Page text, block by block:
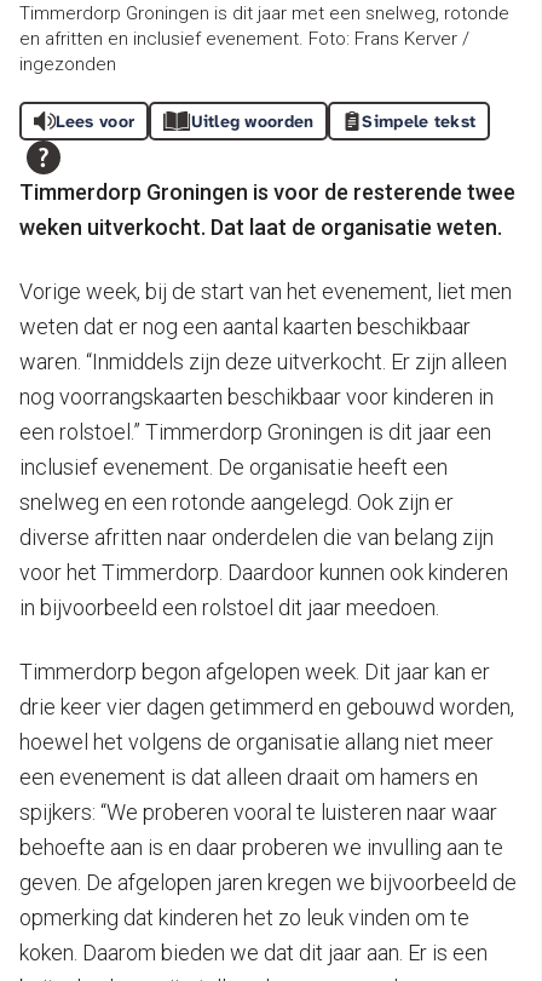
Timmerdorp Groningen is dit jaar met een snelweg, rotonde
en afritten en inclusief evenement. Foto: Frans Kerver /
ingezonden
Lees voor Uitleg woorden Simpele tekst
Timmerdorp Groningen is voor de resterende twee
weken uitverkocht. Dat laat de organisatie weten.
Vorige week, bij de start van het evenement, liet men
weten dat er nog een aantal kaarten beschikbaar
waren. “Inmiddels zijn deze uitverkocht. Er zijn alleen
nog voorrangskaarten beschikbaar voor kinderen in
een rolstoel.” Timmerdorp Groningen is dit jaar een
inclusief evenement. De organisatie heeft een
snelweg en een rotonde aangelegd. Ook zijn er
diverse afritten naar onderdelen die van belang zijn
voor het Timmerdorp. Daardoor kunnen ook kinderen
in bijvoorbeeld een rolstoel dit jaar meedoen.
Timmerdorp begon afgelopen week. Dit jaar kan er
drie keer vier dagen getimmerd en gebouwd worden,
hoewel het volgens de organisatie allang niet meer
een evenement is dat alleen draait om hamers en
spijkers: “We proberen vooral te luisteren naar waar
behoefte aan is en daar proberen we invulling aan te
geven. De afgelopen jaren kregen we bijvoorbeeld de
opmerking dat kinderen het zo leuk vinden om te
koken. Daarom bieden we dat dit jaar aan. Er is een